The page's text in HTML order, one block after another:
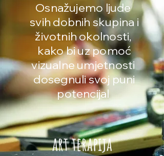
Osnažujemo ljude
svih dobnih skupina i
životnih okolnosti,
kako bi uz pomoć
vizualne umjetnosti
dosegnuli svoj puni
potencijal
art terapija